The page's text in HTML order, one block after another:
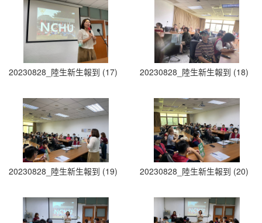
20230828_陸生新生報到 (17) 20230828_陸生新生報到 (18)
20230828_陸生新生報到 (19) 20230828_陸生新生報到 (20)